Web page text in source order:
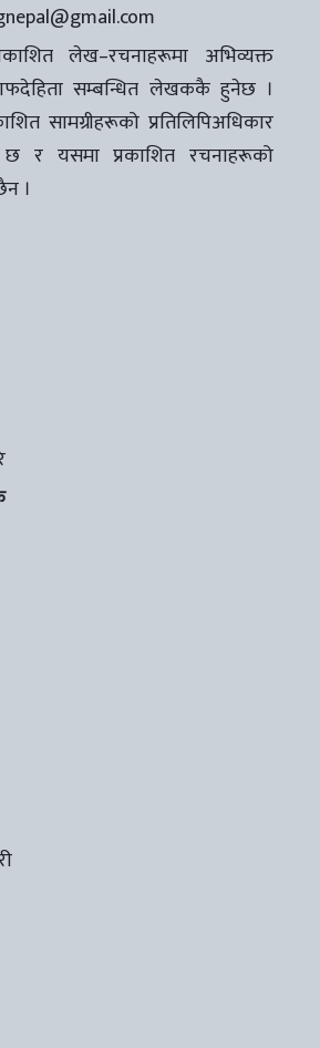
लेख–रचनाहरूमा अभिव्यक्त
सम्बन्धित लेखककै हुनेछ ।
सामग्रीहरूको प्रतिलिपिअधिकार
र यसमा प्रकाशित रचनाहरूको
।